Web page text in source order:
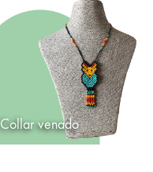
Collar venado